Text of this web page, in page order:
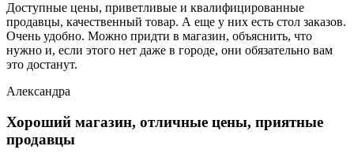
Доступные цены, приветливые и квалифицированные
продавцы, качественный товар. А еще у них есть стол заказов.
Очень удобно. Можно придти в магазин, объяснить, что
нужно и, если этого нет даже в городе, они обязательно вам
это достанут.
Александра
Хороший магазин, отличные цены, приятные
продавцы